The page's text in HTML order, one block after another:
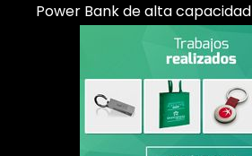
Power Bank de alta capacidad